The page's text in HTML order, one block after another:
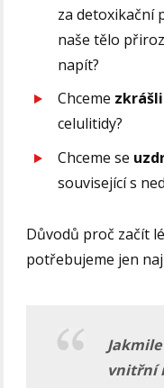
za detoxikační
naše tělo
napít?
Chceme
celulitidy?
Chceme se
související s
Důvodů proč začít
potřebujeme jen
vnitřní